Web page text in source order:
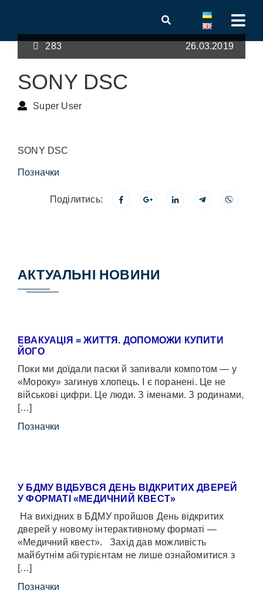
283 26.03.2019
SONY DSC
Super User
SONY DSC
Позначки
Поділитись:
АКТУАЛЬНІ НОВИНИ
ЕВАКУАЦІЯ = ЖИТТЯ. ДОПОМОЖИ КУПИТИ
ЙОГО
Поки ми доїдали паски й запивали компотом — у
«Мороку» загинув хлопець. І є поранені. Це не
військові цифри. Це люди. З іменами. З родинами,
[…]
Позначки
У БДМУ ВІДБУВСЯ ДЕНЬ ВІДКРИТИХ ДВЕРЕЙ
У ФОРМАТІ «МЕДИЧНИЙ КВЕСТ»
На вихідних в БДМУ пройшов День відкритих
дверей у новому інтерактивному форматі —
«Медичний квест». Захід дав можливість
майбутнім абітурієнтам не лише ознайомитися з
[…]
Позначки